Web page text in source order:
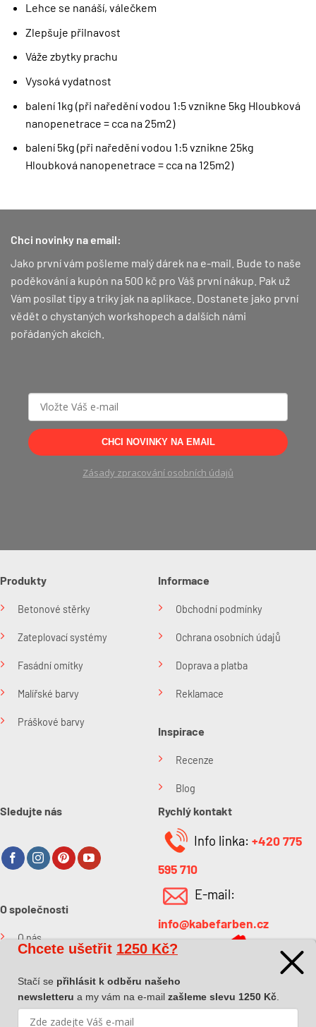
Lehce se nanáší, válečkem
Zlepšuje přilnavost
Váže zbytky prachu
Vysoká vydatnost
balení 1kg (při naředění vodou 1:5 vznikne 5kg Hloubková
nanopenetrace = cca na 25m2)
balení 5kg (při naředění vodou 1:5 vznikne 25kg
Hloubková nanopenetrace = cca na 125m2)
Chci novinky na email:
Jako první vám pošleme malý dárek na e-mail. Bude to naše
poděkování a kupón na 500 kč pro Váš první nákup. Pak už
Vám posílat tipy a triky jak na aplikace. Dostanete jako první
vědět o chystaných workshopech a dalších námi
pořádaných akcích.
CHCI NOVINKY NA EMAIL
Zásady zpracování osobních údajů
Produkty
Betonové stěrky
Zateplovací systémy
Fasádní omítky
Malířské barvy
Práškové barvy
Informace
Obchodní podmínky
Ochrana osobních údajů
Doprava a platba
Reklamace
Inspirace
Recenze
Blog
Sledujte nás
O společnosti
O nás
Rychlý kontakt
Info linka: +420 775
595 710
E-mail:
info@kabefarben.cz
Chcete ušetřit 1250 Kč?
Stačí se přihlásit k odběru našeho
newsletteru a my vám na e-mail zašleme slevu 1250 Kč